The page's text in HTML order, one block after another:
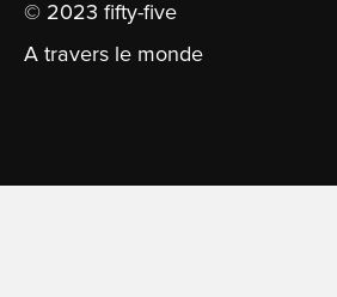
© 2023 fifty-five
A travers le monde